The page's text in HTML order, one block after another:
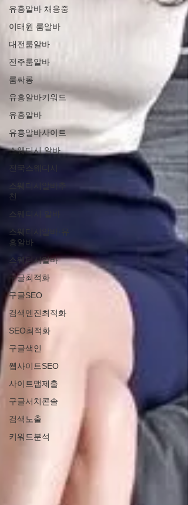
유흥알바 채용중
이태원 룸알바
대전룸알바
전주룸알바
룸싸롱
유흥알바키워드
유흥알바
유흥알바사이트
스웨디시 알바
전국스웨디시
스웨디시알바추
천
스웨디시 알바
스웨디시알바·유
흥알바
스웨디시알바
구글최적화
구글SEO
검색엔진최적화
SEO최적화
구글색인
웹사이트SEO
사이트맵제출
구글서치콘솔
검색노출
키워드분석